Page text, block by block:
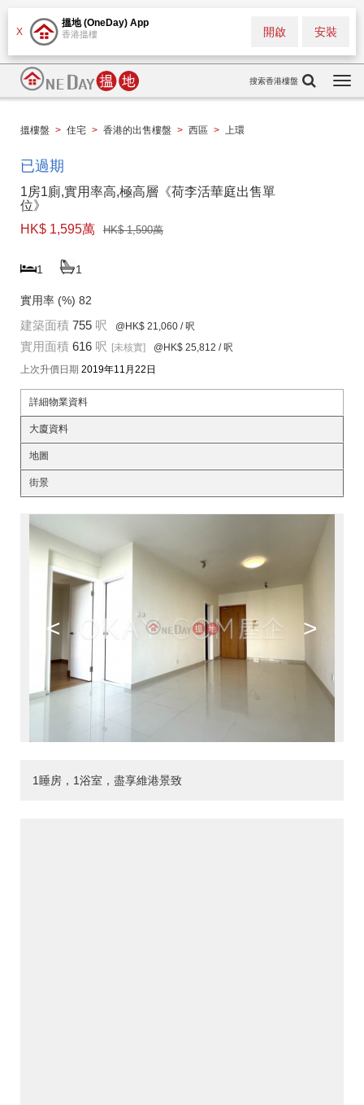
X
搵地 (OneDay) App
香港搵樓 安裝
開啟
搜索香港樓盤
搵樓盤 > 住宅 > 香港的出售樓盤 > 西區 > 上環
已過期
1房1廁,實用率高,極高層《荷李活華庭出售單
位》
HK$ 1,595萬
HK$ 1,590萬
1 1
實用率 (%) 82
建築面積 755 呎 @HK$ 21,060 / 呎
實用面積 616 呎 [未核實] @HK$ 25,812 / 呎
上次升價日期 2019年11月22日
詳細物業資料
大廈資料
地圖
街景
< >
1睡房，1浴室，盡享維港景致